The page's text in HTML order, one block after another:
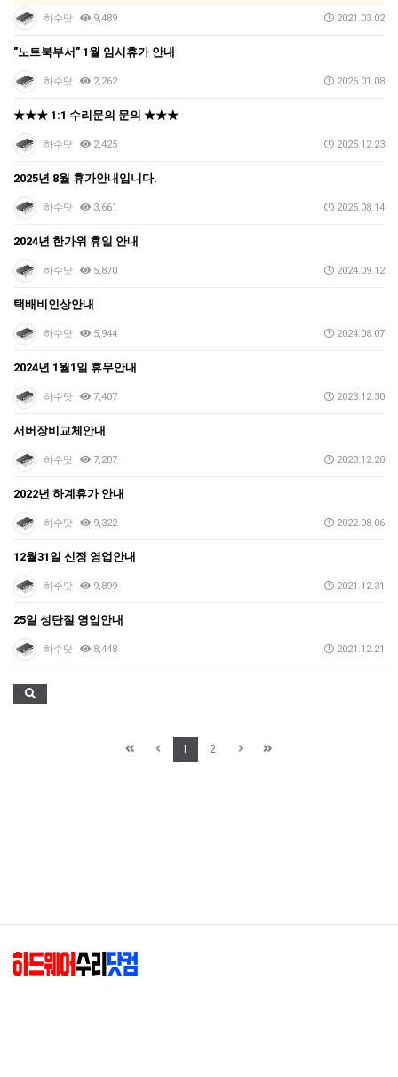
하수닷 9,489 2021.03.02
"노트북부서" 1월 임시휴가 안내
하수닷 2,262 2026.01.08
★★★ 1:1 수리문의 문의 ★★★
하수닷 2,425 2025.12.23
2025년 8월 휴가안내입니다.
하수닷 3,661 2025.08.14
2024년 한가위 휴일 안내
하수닷 5,870 2024.09.12
택배비인상안내
하수닷 5,944 2024.08.07
2024년 1월1일 휴무안내
하수닷 7,407 2023.12.30
서버장비교체안내
하수닷 7,207 2023.12.28
2022년 하계휴가 안내
하수닷 9,322 2022.08.06
12월31일 신정 영업안내
하수닷 9,899 2021.12.31
25일 성탄절 영업안내
하수닷 8,448 2021.12.21
1 2